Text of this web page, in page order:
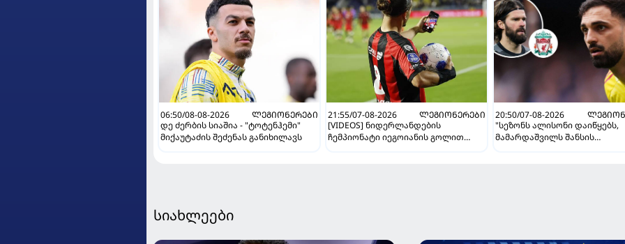
06:50/08-08-2026
ᲚᲔᲒᲘᲝᲜᲔᲠᲔᲑᲘ
დე ძერბის სიაშია - "ტოტენჰემი"
მიქაუტაძის შეძენას განიხილავს
21:55/07-08-2026
ᲚᲔᲒᲘᲝᲜᲔᲠᲔᲑᲘ
[VIDEOS] ნიდერლანდების
ჩემპიონატი იეგოიანის გოლით
20:50/07-08-2026
"სეზონს ალისონი დაიწყებს,
მამარდაშვილს შანსის
სიახლეები